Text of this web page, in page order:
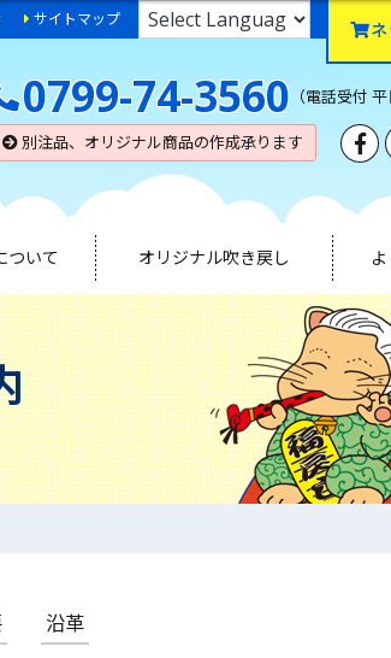
サイトマップ
0799-74-3560 （電話受付
別注品、オリジナル商品の作成承ります
ついて オリジナル吹き戻し
沿革